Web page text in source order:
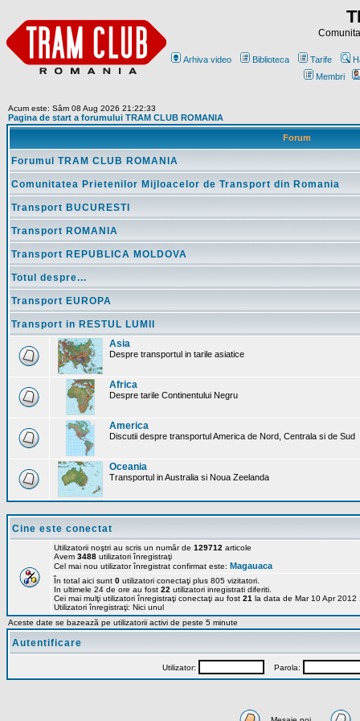
Arhiva video Biblioteca Tarife
Membri
Acum este: Sâm 08 Aug 2026 21:22:33
Pagina de start a forumului TRAM CLUB ROMANIA
Forum
Forumul TRAM CLUB ROMANIA
Comunitatea Prietenilor Mijloacelor de Transport din Romania
Transport BUCURESTI
Transport ROMANIA
Transport REPUBLICA MOLDOVA
Totul despre...
Transport EUROPA
Transport in RESTUL LUMII
Asia
Despre transportul in tarile asiatice
Africa
Despre tarile Continentului Negru
America
Discutii despre transportul America de Nord, Centrala si de Sud
Oceania
Transportul in Australia si Noua Zeelanda
Cine este conectat
Utilizatorii noştri au scris un număr de 129712 articole
Avem 3488 utilizatori înregistraţi
Cel mai nou utilizator înregistrat confirmat este: Magauaca
În total aici sunt 0 utilizatori conectaţi plus 805 vizitatori.
In ultimele 24 de ore au fost 22 utilizatori inregistrati diferiti.
Cei mai mulţi utilizatori înregistraţi conectaţi au fost 21 la data de Mar 10 Apr 2012
Utilizatori înregistraţi: Nici unul
Aceste date se bazează pe utilizatorii activi de peste 5 minute
Autentificare
Utilizator: Parola: